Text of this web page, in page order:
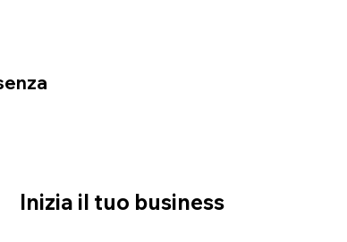
Inizia il tuo business